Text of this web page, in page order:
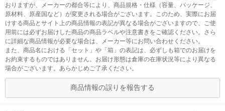
おりますが、メーカーの都合等により、商品規格・仕様（容量、パッケージ、
原材料、原産国など）が変更される場合がございます。このため、実際にお届
けする商品とサイト上の商品情報の表記が異なる場合がございますので、ご使
用前には必ずお届けした商品の商品ラベルや注意書きをご確認ください。さら
に詳細な商品情報が必要な場合は、メーカー等にお問い合わせください。
また、商品名における「セット」や「箱」の表記は、必ずしも箱でのお届けを
お約束するものではありません。お届け形態は倉庫の在庫状況等により異なる
場合がございます。あらかじめご了承ください。
商品情報の誤りを報告する